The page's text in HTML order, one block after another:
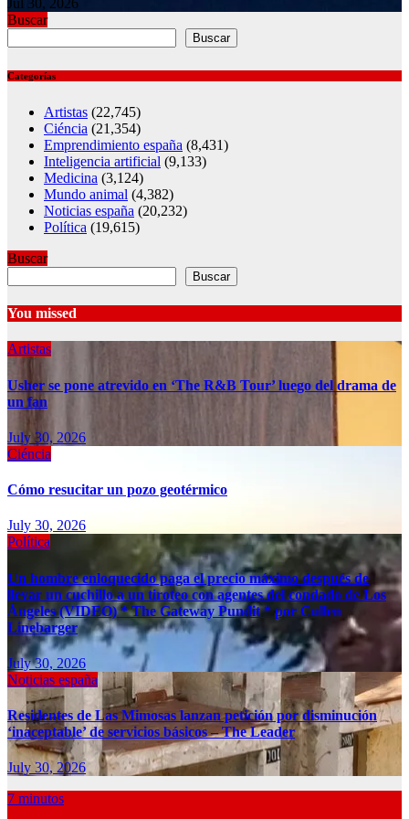
Buscar
Buscar
Categorías
Artistas (22,745)
Ciéncia (21,354)
Emprendimiento españa (8,431)
Inteligencia artificial (9,133)
Medicina (3,124)
Mundo animal (4,382)
Noticias españa (20,232)
Política (19,615)
Buscar
Buscar
You missed
Artistas
Usher se pone atrevido en ‘The R&B Tour’ luego del drama de
un fan
July 30, 2026
Ciéncia
Cómo resucitar un pozo geotérmico
July 30, 2026
Política
Un hombre enloquecido paga el precio máximo después de
llevar un cuchillo a un tiroteo con agentes del condado de Los
Ángeles (VIDEO) * The Gateway Pundit * por Cullen
Linebarger
July 30, 2026
Noticias españa
Residentes de Las Mimosas lanzan petición por disminución
‘inaceptable’ de servicios básicos – The Leader
July 30, 2026
7 minutos